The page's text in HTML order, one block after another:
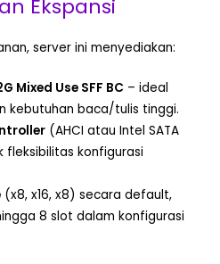
Ekspansi
server ini menyediakan:
Mixed Use SFF BC – ideal
kebutuhan baca/tulis tinggi.
(AHCI atau Intel SATA
fleksibilitas konfigurasi
(x8, x16, x8) secara default,
8 slot dalam konfigurasi